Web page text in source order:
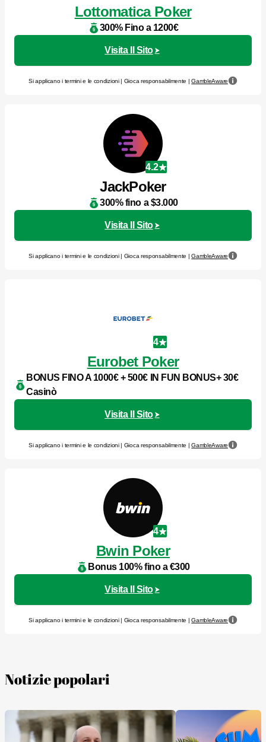
Lottomatica Poker
300% Fino a 1200€
Visita Il Sito
Si applicano i termini e le condizioni | Gioca responsabilmente |GambleAware
4.2
JackPoker
300% fino a $3.000
Visita Il Sito
Si applicano i termini e le condizioni | Gioca responsabilmente |GambleAware
4
Eurobet Poker
BONUS FINO A 1000€ + 500€ IN FUN BONUS+ 30€
Casinò
Visita Il Sito
Si applicano i termini e le condizioni | Gioca responsabilmente |GambleAware
4
Bwin Poker
Bonus 100% fino a €300
Visita Il Sito
Si applicano i termini e le condizioni | Gioca responsabilmente |GambleAware
Notizie popolari